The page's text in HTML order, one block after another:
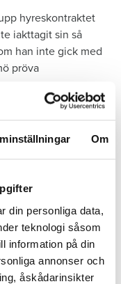
Om
din personliga data,
teknologi såsom
information på din
annonser och
åskådarinsikter
hyreskontraktet
iakttagit sin så
han inte gick med
pröva